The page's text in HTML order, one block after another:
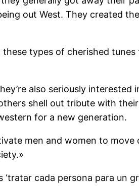
out West. They created
types of cherished tunes
also seriously interested
shell out tribute with
for a new generation.
men and women to move
cada persona para un